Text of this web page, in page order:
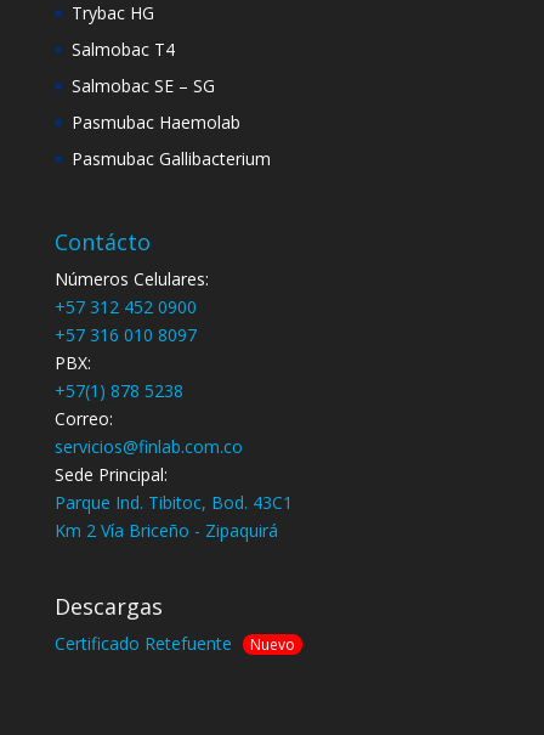
Trybac HG
Salmobac T4
Salmobac SE – SG
Pasmubac Haemolab
Pasmubac Gallibacterium
Contácto
Números Celulares:
+57 312 452 0900
+57 316 010 8097
PBX:
+57(1) 878 5238
Correo:
servicios@finlab.com.co
Sede Principal:
Parque Ind. Tibitoc, Bod. 43C1
Km 2 Vía Briceño - Zipaquirá
Descargas
Certificado Retefuente Nuevo